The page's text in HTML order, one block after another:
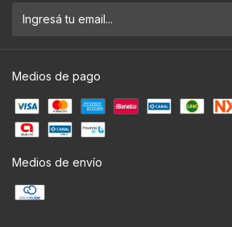
Medios de pago
Medios de envío